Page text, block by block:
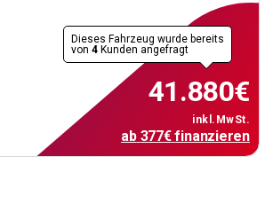
41.880€
Dieses Fahrzeug wurde bereits
von 4 Kunden angefragt
inkl.MwSt.
ab 377€finanzieren